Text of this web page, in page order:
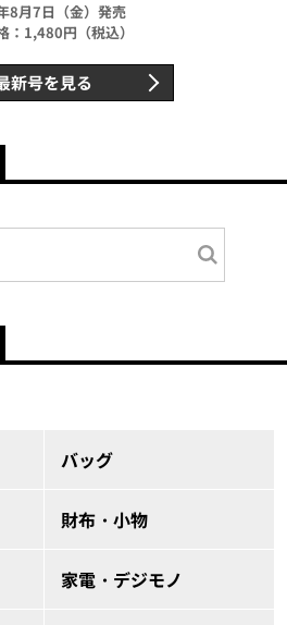
8月7日（金）発売
：1,480円（税込）
新号を見る
バッグ
財布・小物
家電・デジモノ